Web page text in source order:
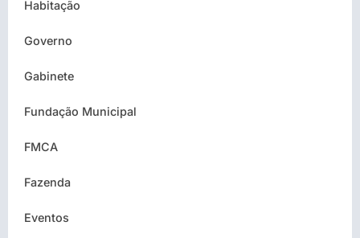
Habitação
Governo
Gabinete
Fundação Municipal
FMCA
Fazenda
Eventos